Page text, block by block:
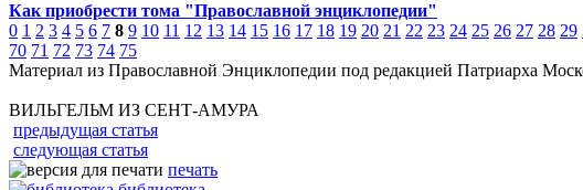
Как приобрести тома "Православной энциклопедии"
0 1 2 3 4 5 6 7 8 9 10 11 12 13 14 15 16 17 18 19 20 21 22 23 24 25 26 27 28 29
70 71 72 73 74 75
Материал из Православной Энциклопедии под редакцией Патриарха
ВИЛЬГЕЛЬМ ИЗ СЕНТ-АМУРА
предыдущая статья
следующая статья
печать